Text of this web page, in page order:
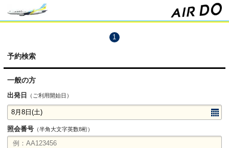
1
予約検索
一般の方
出発日 （ご利用開始日）
照会番号 （半角大文字英数8桁）